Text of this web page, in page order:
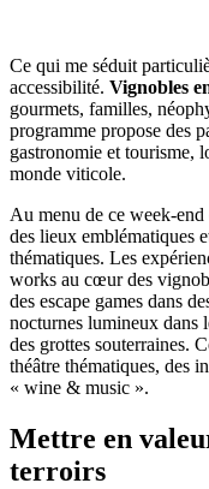
Ce qui me séduit
accessibilité. Vignobles
gourmets, familles,
programme propose des
gastronomie et tourisme,
monde viticole.
Au menu de ce week-
des lieux emblématiques
thématiques. Les
works au cœur des
des escape games dans
nocturnes lumineux dans
des grottes souterraines.
théâtre thématiques, des
« wine & music ».
Mettre en
terroirs